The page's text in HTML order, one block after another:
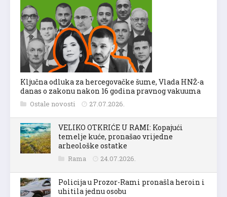
Ključna odluka za hercegovačke šume, Vlada HNŽ-a
danas o zakonu nakon 16 godina pravnog vakuuma
Ostale novosti 27.07.2026.
VELIKO OTKRIĆE U RAMI: Kopajući
temelje kuće, pronašao vrijedne
arheološke ostatke
Rama 24.07.2026.
Policija u Prozor-Rami pronašla heroin i
uhitila jednu osobu